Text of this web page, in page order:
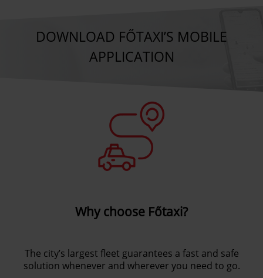
DOWNLOAD FŐTAXI’S MOBILE
APPLICATION
Why choose Főtaxi?
The city’s largest fleet guarantees a fast and safe
solution whenever and wherever you need to go.